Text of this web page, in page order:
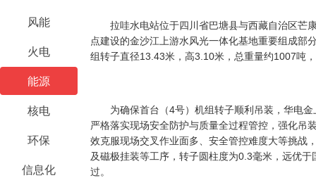
风能
火电
能源
核电
环保
信息化
拉哇水电站位于四川省巴塘县与西藏自治区芒康
点建设的金沙江上游水风光一体化基地重要组成部
组转子直径13.43米，高3.10米，总重量约1007吨
为确保首台（4号）机组转子顺利吊装，华电金
严格落实现场安全防护与质量全过程管控，强化吊
效克服现场交叉作业面多、安全管控难度大等挑战
及磁极挂装等工序，转子圆柱度为0.3毫米，远优
过。